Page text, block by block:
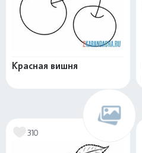
Красная вишня
310